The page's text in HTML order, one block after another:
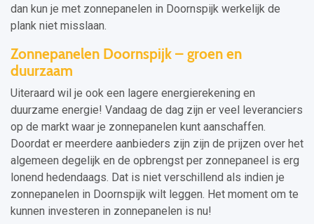
dan kun je met zonnepanelen in Doornspijk werkelijk de
plank niet misslaan.
Zonnepanelen Doornspijk – groen en
duurzaam
Uiteraard wil je ook een lagere energierekening en
duurzame energie! Vandaag de dag zijn er veel leveranciers
op de markt waar je zonnepanelen kunt aanschaffen.
Doordat er meerdere aanbieders zijn zijn de prijzen over het
algemeen degelijk en de opbrengst per zonnepaneel is erg
lonend hedendaags. Dat is niet verschillend als indien je
zonnepanelen in Doornspijk wilt leggen. Het moment om te
kunnen investeren in zonnepanelen is nu!